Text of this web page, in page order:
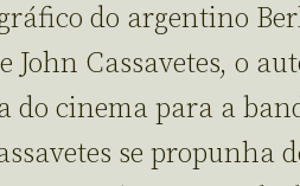
do argentino
John Cassavetes, o
do cinema para a
se propunha